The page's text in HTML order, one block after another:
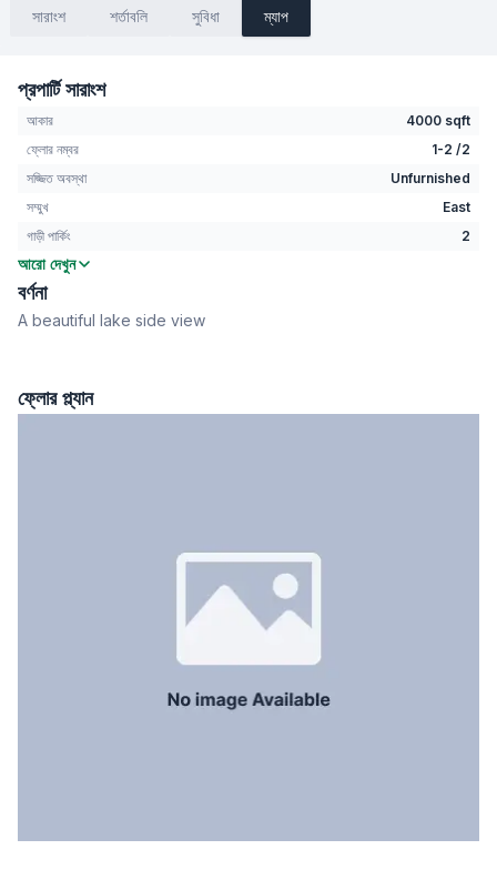
সারাংশ শর্তাবলি সুবিধা ম্যাপ
প্রপার্টি সারাংশ
আকার
4000 sqft
ফ্লোর নম্বর
1-2 /2
সজ্জিত অবস্থা
Unfurnished
সম্মুখ
East
গাড়ী পার্কিং
2
বেডরুম
বাথরুম
বসার রুম
ফ্লোর টাইপ
আরো দেখুন
বর্ণনা
A beautiful lake side view
ফ্লোর প্ল্যান